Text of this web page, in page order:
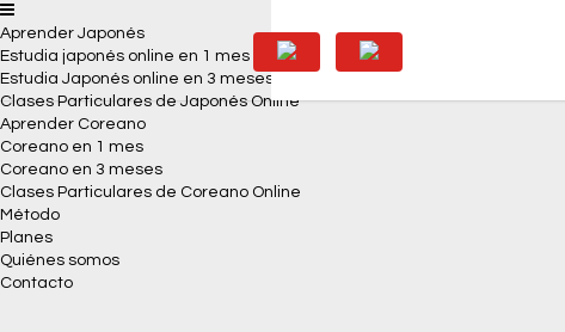
Aprender Japonés
Estudia japonés online en 1 mes
Estudia Japonés online en 3 meses
Clases Particulares de Japonés Online
Aprender Coreano
Coreano en 1 mes
Coreano en 3 meses
Clases Particulares de Coreano Online
Método
Planes
Quiénes somos
Contacto